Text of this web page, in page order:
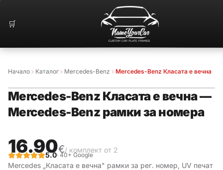
🛒
Начало Каталог Mercedes-Benz Mercedes-Benz Класата е вечна
🔥БЕСТСЕЛЪР
Mercedes-Benz Класата е вечна—
Mercedes-Benz рамки за номера
16.90€/ комплект от 2
5.0· 40+ Google
Mercedes „Класата е вечна" рамки за рег. номер, UV печат